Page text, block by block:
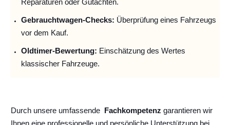
Reparaturen oder Gutachten.
Gebrauchtwagen-Checks: Überprüfung eines Fahrzeugs
vor dem Kauf.
Oldtimer-Bewertung: Einschätzung des Wertes
klassischer Fahrzeuge.
Durch unsere umfassende Fachkompetenz garantieren wir